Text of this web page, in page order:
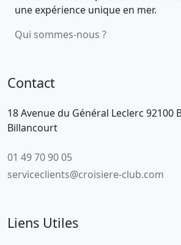
une expérience unique en mer.
Qui sommes-nous ?
Contact
18 Avenue du Général Leclerc 92100
Billancourt
01 49 70 90 05
serviceclients@croisiere-club.com
Liens Utiles